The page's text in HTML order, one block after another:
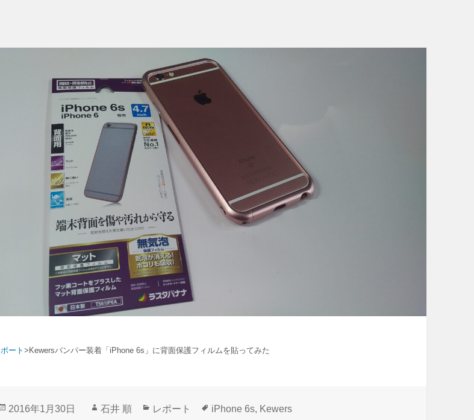
ポート> Kewersバンパー装着「iPhone 6s」に背面保護フィルムを貼ってみた
投
2016年1月30日
作
石井 順
カ
レポート
タ
iPhone 6s, Kewers